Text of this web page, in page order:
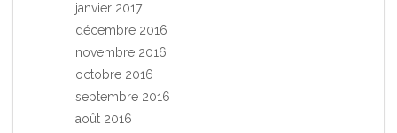
janvier 2017
décembre 2016
novembre 2016
octobre 2016
septembre 2016
août 2016